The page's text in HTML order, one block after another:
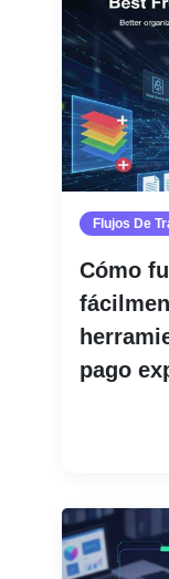
Flujos De
Cómo
pago